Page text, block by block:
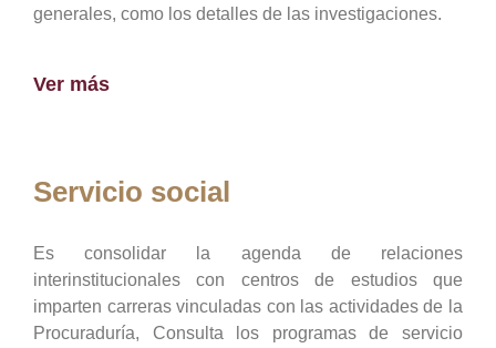
generales, como los detalles de las investigaciones.
Ver más
Servicio social
Es consolidar la agenda de relaciones
interinstitucionales con centros de estudios que
imparten carreras vinculadas con las actividades de la
Procuraduría, Consulta los programas de servicio